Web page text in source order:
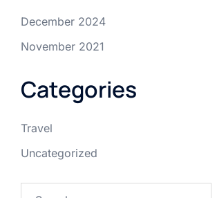
December 2024
November 2021
Categories
Travel
Uncategorized